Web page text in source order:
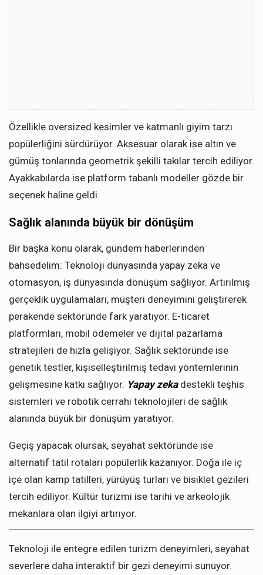
Özellikle oversized kesimler ve katmanlı giyim tarzı
popülerliğini sürdürüyor. Aksesuar olarak ise altın ve
gümüş tonlarında geometrik şekilli takılar tercih ediliyor.
Ayakkabılarda ise platform tabanlı modeller gözde bir
seçenek haline geldi.
Sağlık alanında büyük bir dönüşüm
Bir başka konu olarak, gündem haberlerinden
bahsedelim: Teknoloji dünyasında yapay zeka ve
otomasyon, iş dünyasında dönüşüm sağlıyor. Artırılmış
gerçeklik uygulamaları, müşteri deneyimini geliştirerek
perakende sektöründe fark yaratıyor. E-ticaret
platformları, mobil ödemeler ve dijital pazarlama
stratejileri de hızla gelişiyor. Sağlık sektöründe ise
genetik testler, kişiselleştirilmiş tedavi yöntemlerinin
gelişmesine katkı sağlıyor. Yapay zekadestekli teşhis
sistemleri ve robotik cerrahi teknolojileri de sağlık
alanında büyük bir dönüşüm yaratıyor.
Geçiş yapacak olursak, seyahat sektöründe ise
alternatif tatil rotaları popülerlik kazanıyor. Doğa ile iç
içe olan kamp tatilleri, yürüyüş turları ve bisiklet gezileri
tercih ediliyor. Kültür turizmi ise tarihi ve arkeolojik
mekanlara olan ilgiyi artırıyor.
Teknoloji ile entegre edilen turizm deneyimleri, seyahat
severlere daha interaktif bir gezi deneyimi sunuyor.